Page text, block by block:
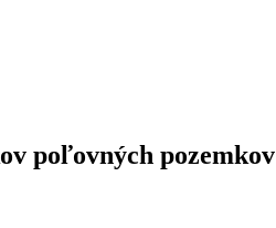
poľovných pozemkov